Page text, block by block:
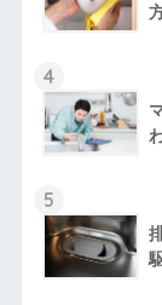
4
5